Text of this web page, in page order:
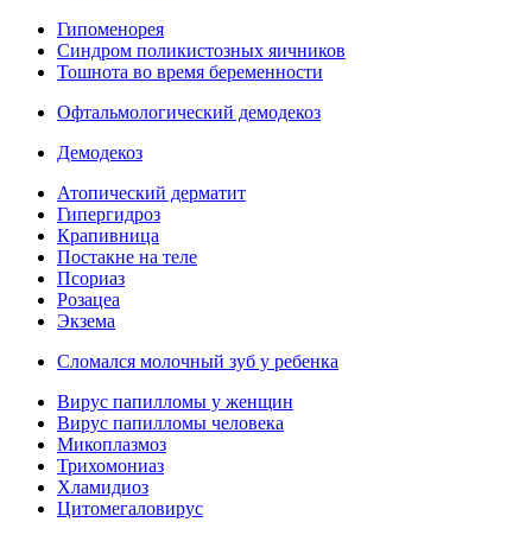
Гипоменорея
Синдром поликистозных яичников
Тошнота во время беременности
Офтальмологический демодекоз
Демодекоз
Атопический дерматит
Гипергидроз
Крапивница
Постакне на теле
Псориаз
Розацеа
Экзема
Сломался молочный зуб у ребенка
Вирус папилломы у женщин
Вирус папилломы человека
Микоплазмоз
Трихомониаз
Хламидиоз
Цитомегаловирус